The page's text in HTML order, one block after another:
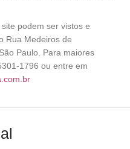
podem ser vistos e
Rua Medeiros de
Paulo. Para maiores
1796 ou entre em